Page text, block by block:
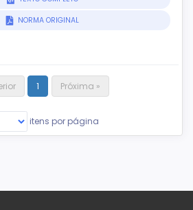
NORMA ORIGINAL
1 Próxima »
itens por página